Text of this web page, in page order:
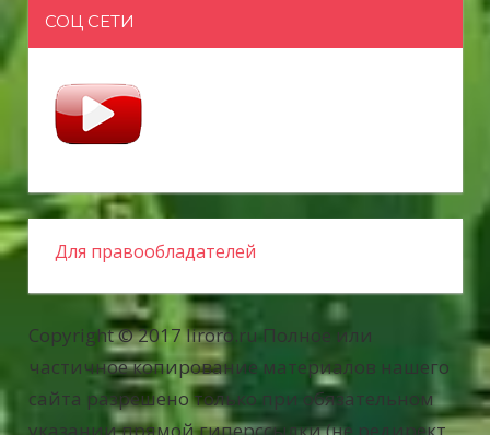
СОЦ СЕТИ
Для правообладателей
Copyright © 2017 liroro.ru Полное или
частичное копирование материалов нашего
сайта разрешено только при обязательном